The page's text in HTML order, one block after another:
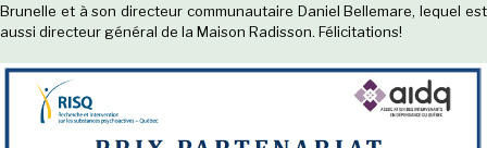
Brunelle et à son directeur communautaire Daniel Bellemare, lequel est
aussi directeur général de la Maison Radisson. Félicitations!